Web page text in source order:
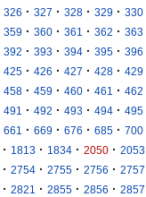
326 · 327 · 328 · 329 · 330
359 · 360 · 361 · 362 · 363
392 · 393 · 394 · 395 · 396
425 · 426 · 427 · 428 · 429
458 · 459 · 460 · 461 · 462
491 · 492 · 493 · 494 · 495
661 · 669 · 676 · 685 · 700
· 1813 · 1834 · 2050 · 2053
· 2754 · 2755 · 2756 · 2757
· 2821 · 2855 · 2856 · 2857